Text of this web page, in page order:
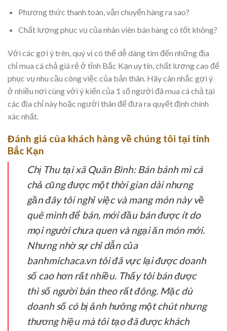
Phương thức thanh toán, vận chuyển hàng ra sao?
Chất lượng phục vụ của nhân viên bán hàng có tốt không?
Với các gợi ý trên, quý vị có thể dễ dàng tìm đến những địa
chỉ mua cá chả giá rẻ ở tỉnh Bắc Kạn uy tín, chất lượng cao để
phục vụ nhu cầu công việc của bản thân. Hãy cân nhắc gợi ý
ở nhiều nơi cùng với ý kiến của 1 số người đã mua cá chả tại
các địa chỉ này hoặc người thân để đưa ra quyết định chính
xác nhất.
Đánh giá của khách hàng về chúng tôi tại tỉnh
Bắc Kạn
Chị Thu tại xã Quân Bình:Bán bánh mì cá
chả cũng được một thời gian dài nhưng
gần đây tôi nghỉ việc và mang món này về
quê mình để bán, mới đầu bán được ít do
mọi người chưa quen và ngại ăn món mới.
Nhưng nhờ sự chỉ dẫn của
banhmichaca.vn tôi đã vực lại được doanh
số cao hơn rất nhiều. Thấy tôi bán được
thì số người bán theo rất đông. Mặc dù
doanh số có bị ảnh hưởng một chút nhưng
thương hiệu mà tôi tạo đã được khách